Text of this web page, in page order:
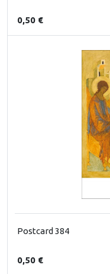
0,50 €
Postcard 384
0,50 €